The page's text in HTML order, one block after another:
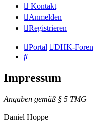
Kontakt
Anmelden
Registrieren
Portal DHK-Foren
Suche
Impressum
Angaben gemäß § 5 TMG
Daniel Hoppe